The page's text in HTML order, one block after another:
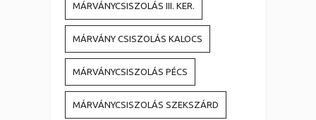
MÁRVÁNYCSISZOLÁS III. KER.
MÁRVÁNY CSISZOLÁS KALOCS
MÁRVÁNYCSISZOLÁS PÉCS
MÁRVÁNYCSISZOLÁS SZEKSZÁRD